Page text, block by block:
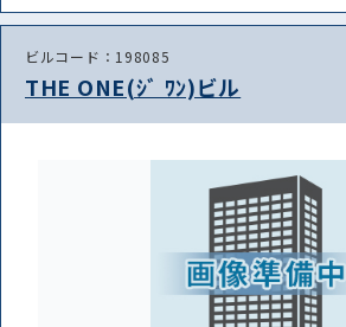
ビルコード：198085
THE ONE(ｼﾞ ﾜﾝ)ビル